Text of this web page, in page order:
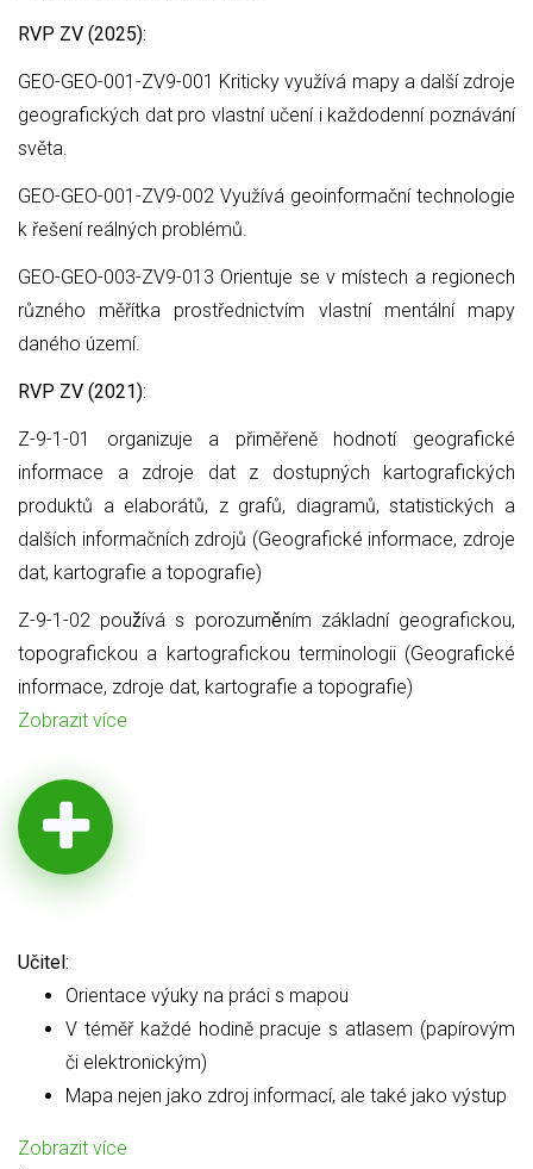
RVP ZV (2025):
GEO-GEO-001-ZV9-001 Kriticky využívá mapy a další zdroje
geografických dat pro vlastní učení i každodenní poznávání
světa.
GEO-GEO-001-ZV9-002 Využívá geoinformační technologie
k řešení reálných problémů.
GEO-GEO-003-ZV9-013 Orientuje se v místech a regionech
různého měřítka prostřednictvím vlastní mentální mapy
daného území.
RVP ZV (2021):
Z-9-1-01 organizuje a přiměřeně hodnotí geografické
informace a zdroje dat z dostupných kartografických
produktů a elaborátů, z grafů, diagramů, statistických a
dalších informačních zdrojů (Geografické informace, zdroje
dat, kartografie a topografie)
Z-9-1-02 používá s porozuměním základní geografickou,
topografickou a kartografickou terminologii (Geografické
informace, zdroje dat, kartografie a topografie)
Zobrazit více
Učitel:
Orientace výuky na práci s mapou
V téměř každé hodině pracuje s atlasem (papírovým
či elektronickým)
Mapa nejen jako zdroj informací, ale také jako výstup
Zobrazit více